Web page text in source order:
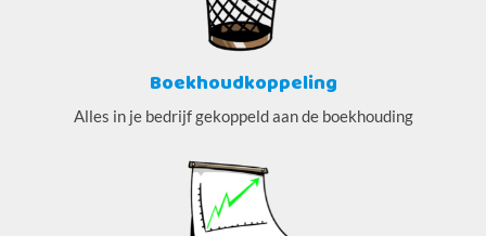
Boekhoudkoppeling
Alles in je bedrijf gekoppeld aan de boekhouding